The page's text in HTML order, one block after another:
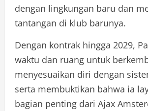
dengan lingkungan baru dan
tantangan di klub barunya.
Dengan kontrak hingga 2029,
waktu dan ruang untuk
menyesuaikan diri dengan
serta membuktikan bahwa ia
bagian penting dari Ajax